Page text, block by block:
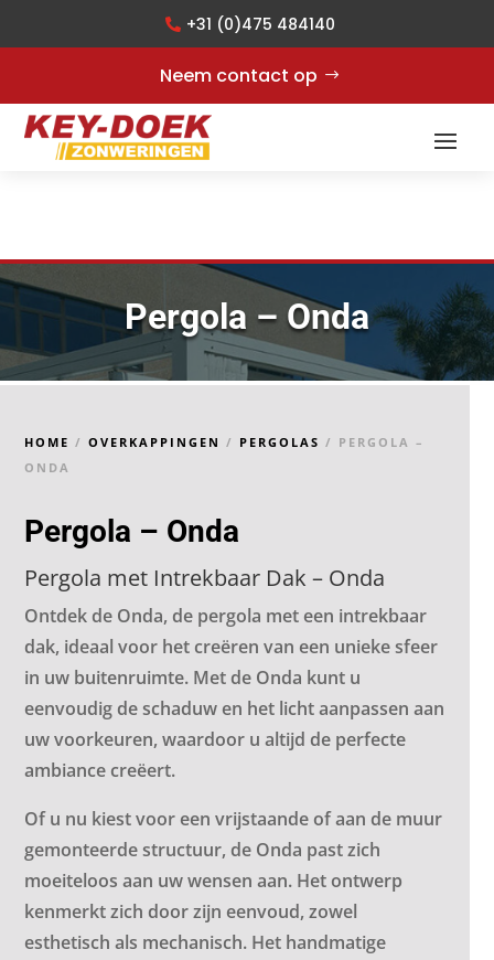
+31 (0)475 484140
Neem contact op
Pergola – Onda
HOME /OVERKAPPINGEN / PERGOLAS / PERGOLA –
ONDA
Pergola – Onda
Pergola met Intrekbaar Dak – Onda
Ontdek de Onda, de pergola met een intrekbaar
dak, ideaal voor het creëren van een unieke sfeer
in uw buitenruimte. Met de Onda kunt u
eenvoudig de schaduw en het licht aanpassen aan
uw voorkeuren, waardoor u altijd de perfecte
ambiance creëert.
Of u nu kiest voor een vrijstaande of aan de muur
gemonteerde structuur, de Onda past zich
moeiteloos aan uw wensen aan. Het ontwerp
kenmerkt zich door zijn eenvoud, zowel
esthetisch als mechanisch. Het handmatige